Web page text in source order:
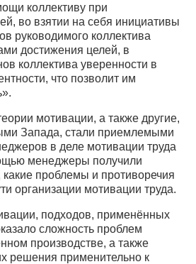
коллективу при
во взятии на себя инициативы
руководимого коллектива
достижения целей, в
коллектива уверенности в
что позволит им
мотивации, а также другие,
Запада, стали приемлемыми
в деле мотивации труда
менеджеры получили
проблемы и противоречия
организации мотивации труда.
подходов, применённых
сложность проблем
производстве, а также
решения применительно к